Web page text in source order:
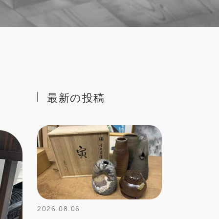
最新の投稿
2026.08.06